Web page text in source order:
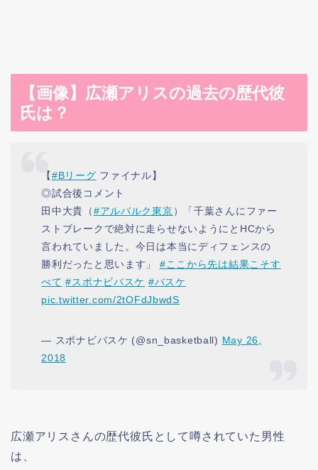
【画像】広瀬アリスの過去の歴代彼
氏は？
【#Bリーグ ファイナル】
◎試合後コメント
田中大貴（#アルバルク東京）「千葉さんにファー
ストブレークで絶対に走らせないようにとHCから
言われていました。今日は本当にディフェンスの
勝利だったと思います」 #ここから先は結果こそす
べて #スポナビバスケ #バスケ
pic.twitter.com/2tOFdJbwdS
— スポナビバスケ (@sn_basketball) May 26,
2018
広瀬アリスさんの歴代彼氏として噂されていた男性
は、